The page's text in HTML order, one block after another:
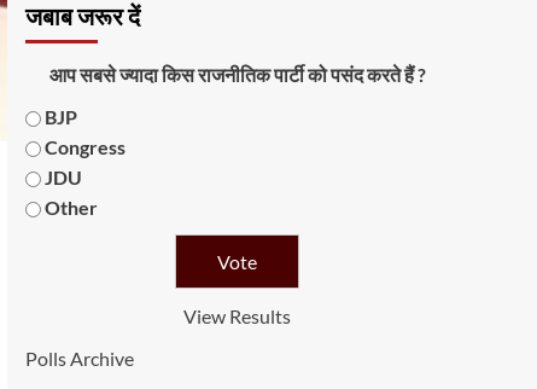
जबाब जरूर दें
आप सबसे ज्यादा किस राजनीतिक पार्टी को पसंद करते हैं ?
BJP
Congress
JDU
Other
View Results
Polls Archive